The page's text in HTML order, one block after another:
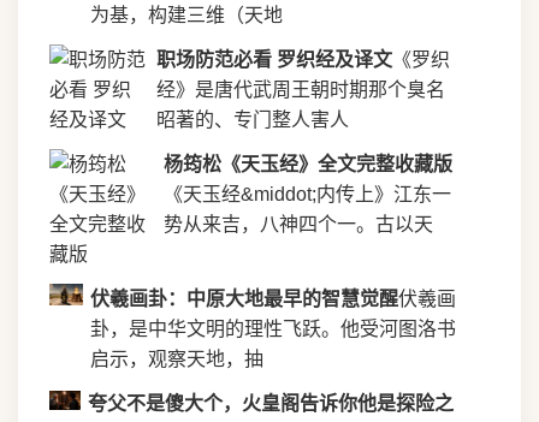
为基，构建三维（天地
职场防范必看 罗织经及译文 《罗织
经》是唐代武周王朝时期那个臭名
昭著的、专门整人害人
杨筠松《天玉经》全文完整收藏版
《天玉经&middot;内传上》江东一
势从来吉，八神四个一。古以天
伏羲画卦：中原大地最早的智慧觉醒伏羲画
卦，是中华文明的理性飞跃。他受河图洛书
启示，观察天地，抽
夸父不是傻大个，火皇阁告诉你他是探险之